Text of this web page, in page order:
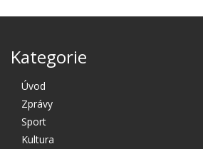
Kategorie
Úvod
Zprávy
Sport
Kultura